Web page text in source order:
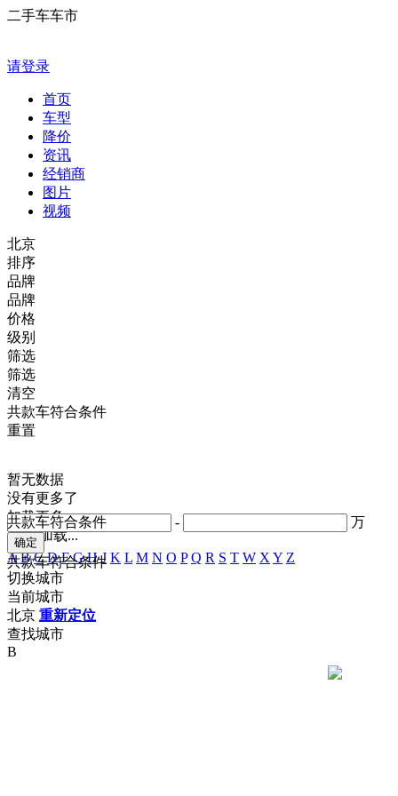
二手车车市
请登录
首页
车型
降价
资讯
经销商
图片
视频
北京
排序
品牌
品牌
价格
- 万
共款车符合条件
级别
共款车符合条件
筛选
筛选
清空
共款车符合条件
重置
暂无数据
没有更多了
加载更多
正在加载...
A B C D F G H J K L M N O P Q R S T W X Y Z
切换城市
当前城市
北京 重新定位
查找城市
B